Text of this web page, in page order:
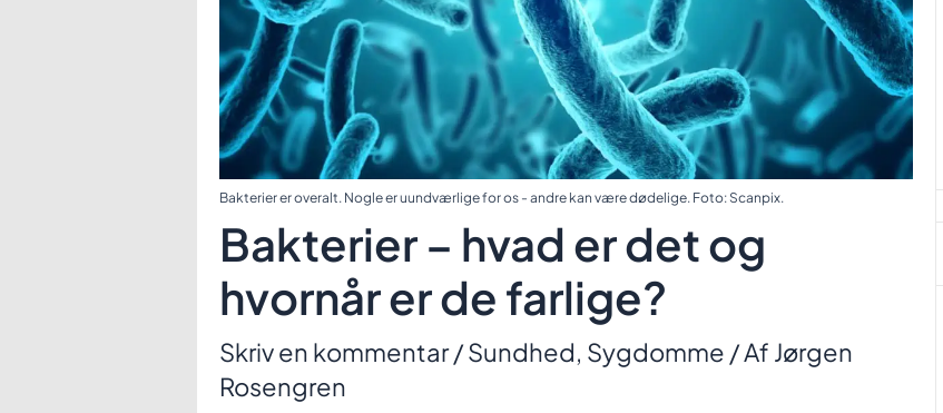
Bakterier er overalt. Nogle er uundværlige for os - andre kan være dødelige. Foto: Scanpix.
Bakterier – hvad er det og
hvornår er de farlige?
Skriv en kommentar/Sundhed, Sygdomme / Af Jørgen
Rosengren